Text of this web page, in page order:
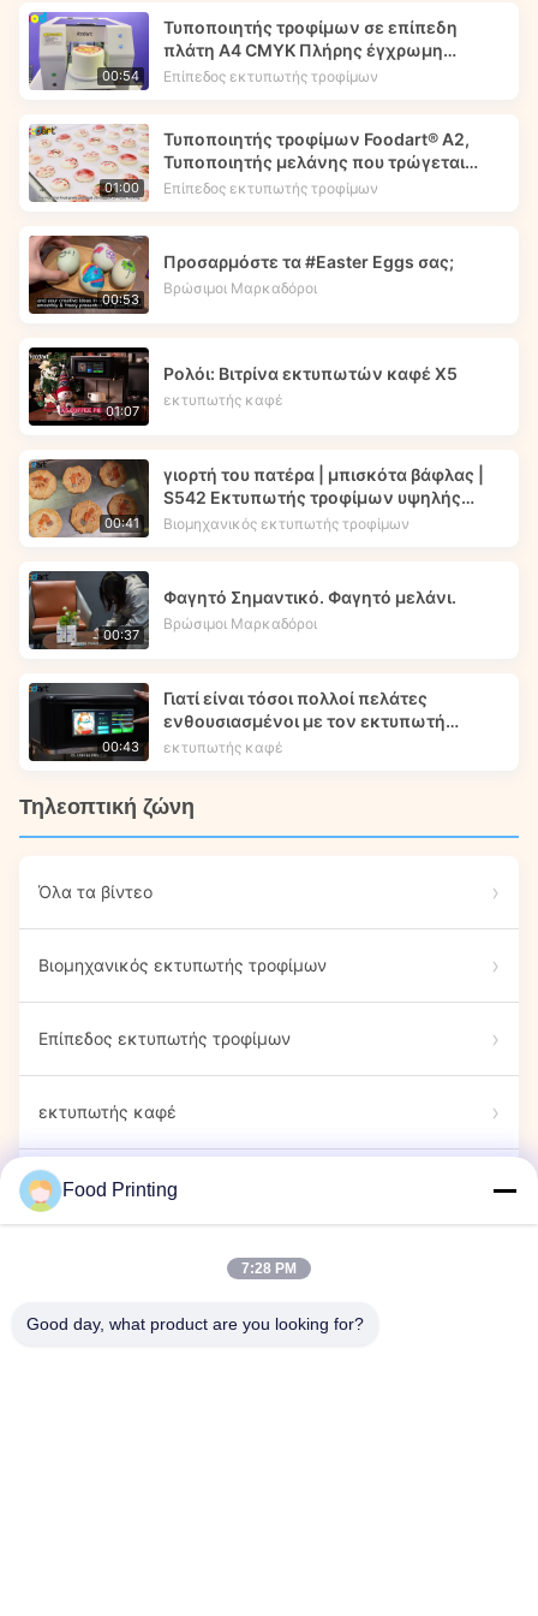
00:54
Τυποποιητής τροφίμων σε επίπεδη
πλάτη Α4 CMYK Πλήρης έγχρωμη
εκτύπωση - Foodart®
Επίπεδος εκτυπωτής τροφίμων
01:00
Τυποποιητής τροφίμων Foodart® A2,
Τυποποιητής μελάνης που τρώγεται
Τυπώνει εικόνα λουλουδιών στα
Επίπεδος εκτυπωτής τροφίμων
00:53
Προσαρμόστε τα #Easter Eggs σας;
Βρώσιμοι Μαρκαδόροι
01:07
Ρολόι: Βιτρίνα εκτυπωτών καφέ X5
εκτυπωτής καφέ
00:41
γιορτή του πατέρα | μπισκότα βάφλας |
S542 Εκτυπωτής τροφίμων υψηλής
ταχύτητας | Foodprinttech
Βιομηχανικός εκτυπωτής τροφίμων
00:37
Φαγητό Σημαντικό. Φαγητό μελάνι.
Βρώσιμοι Μαρκαδόροι
00:43
Γιατί είναι τόσοι πολλοί πελάτες
ενθουσιασμένοι με τον εκτυπωτή
τροφίμων X5 μας;
εκτυπωτής καφέ
Τηλεοπτική ζώνη
Όλα τα βίντεο
Βιομηχανικός εκτυπωτής τροφίμων
Επίπεδος εκτυπωτής τροφίμων
εκτυπωτής καφέ
Βρώσιμοι Μαρκαδόροι
Εκτυπωτής Ζαχαρωτών
εκτυπωτής κάψουλας
Food Printing
7:28 PM
Good day, what product are you looking for?